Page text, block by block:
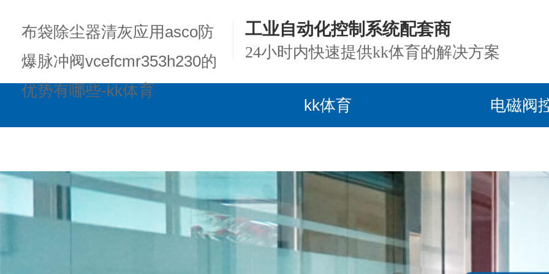
布袋除尘器清灰应用asco防
爆脉冲阀vcefcmr353h230的
优势有哪些-kk体育
工业自动化控制系统配套商
24小时内快速提供kk体育的解决方案
kk体育 电磁阀